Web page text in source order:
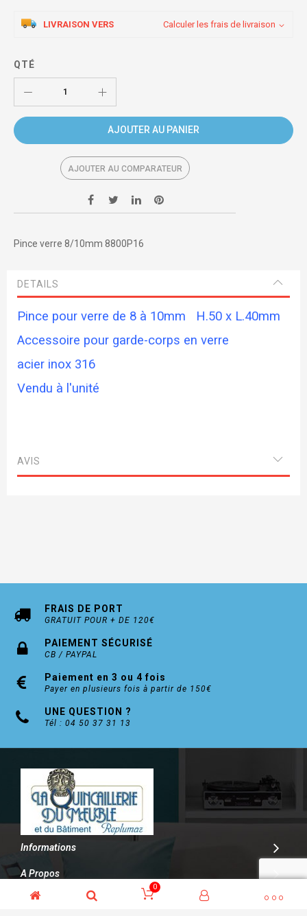
LIVRAISON VERS Calculer les frais de livraison
QTÉ
AJOUTER AU PANIER
AJOUTER AU COMPARATEUR
Pince verre 8/10mm 8800P16
DETAILS
Pince pour verre de 8 à 10mm H.50 x L.40mm
Accessoire pour garde-corps en verre
acier inox 316
Vendu à l'unité
AVIS
FRAIS DE PORT
GRATUIT POUR + DE 120€
PAIEMENT SÉCURISÉ
CB / PAYPAL
Paiement en 3 ou 4 fois
Payer en plusieurs fois à partir de 150€
UNE QUESTION ?
Tél : 04 50 37 31 13
Informations
A Propos
Contact
0